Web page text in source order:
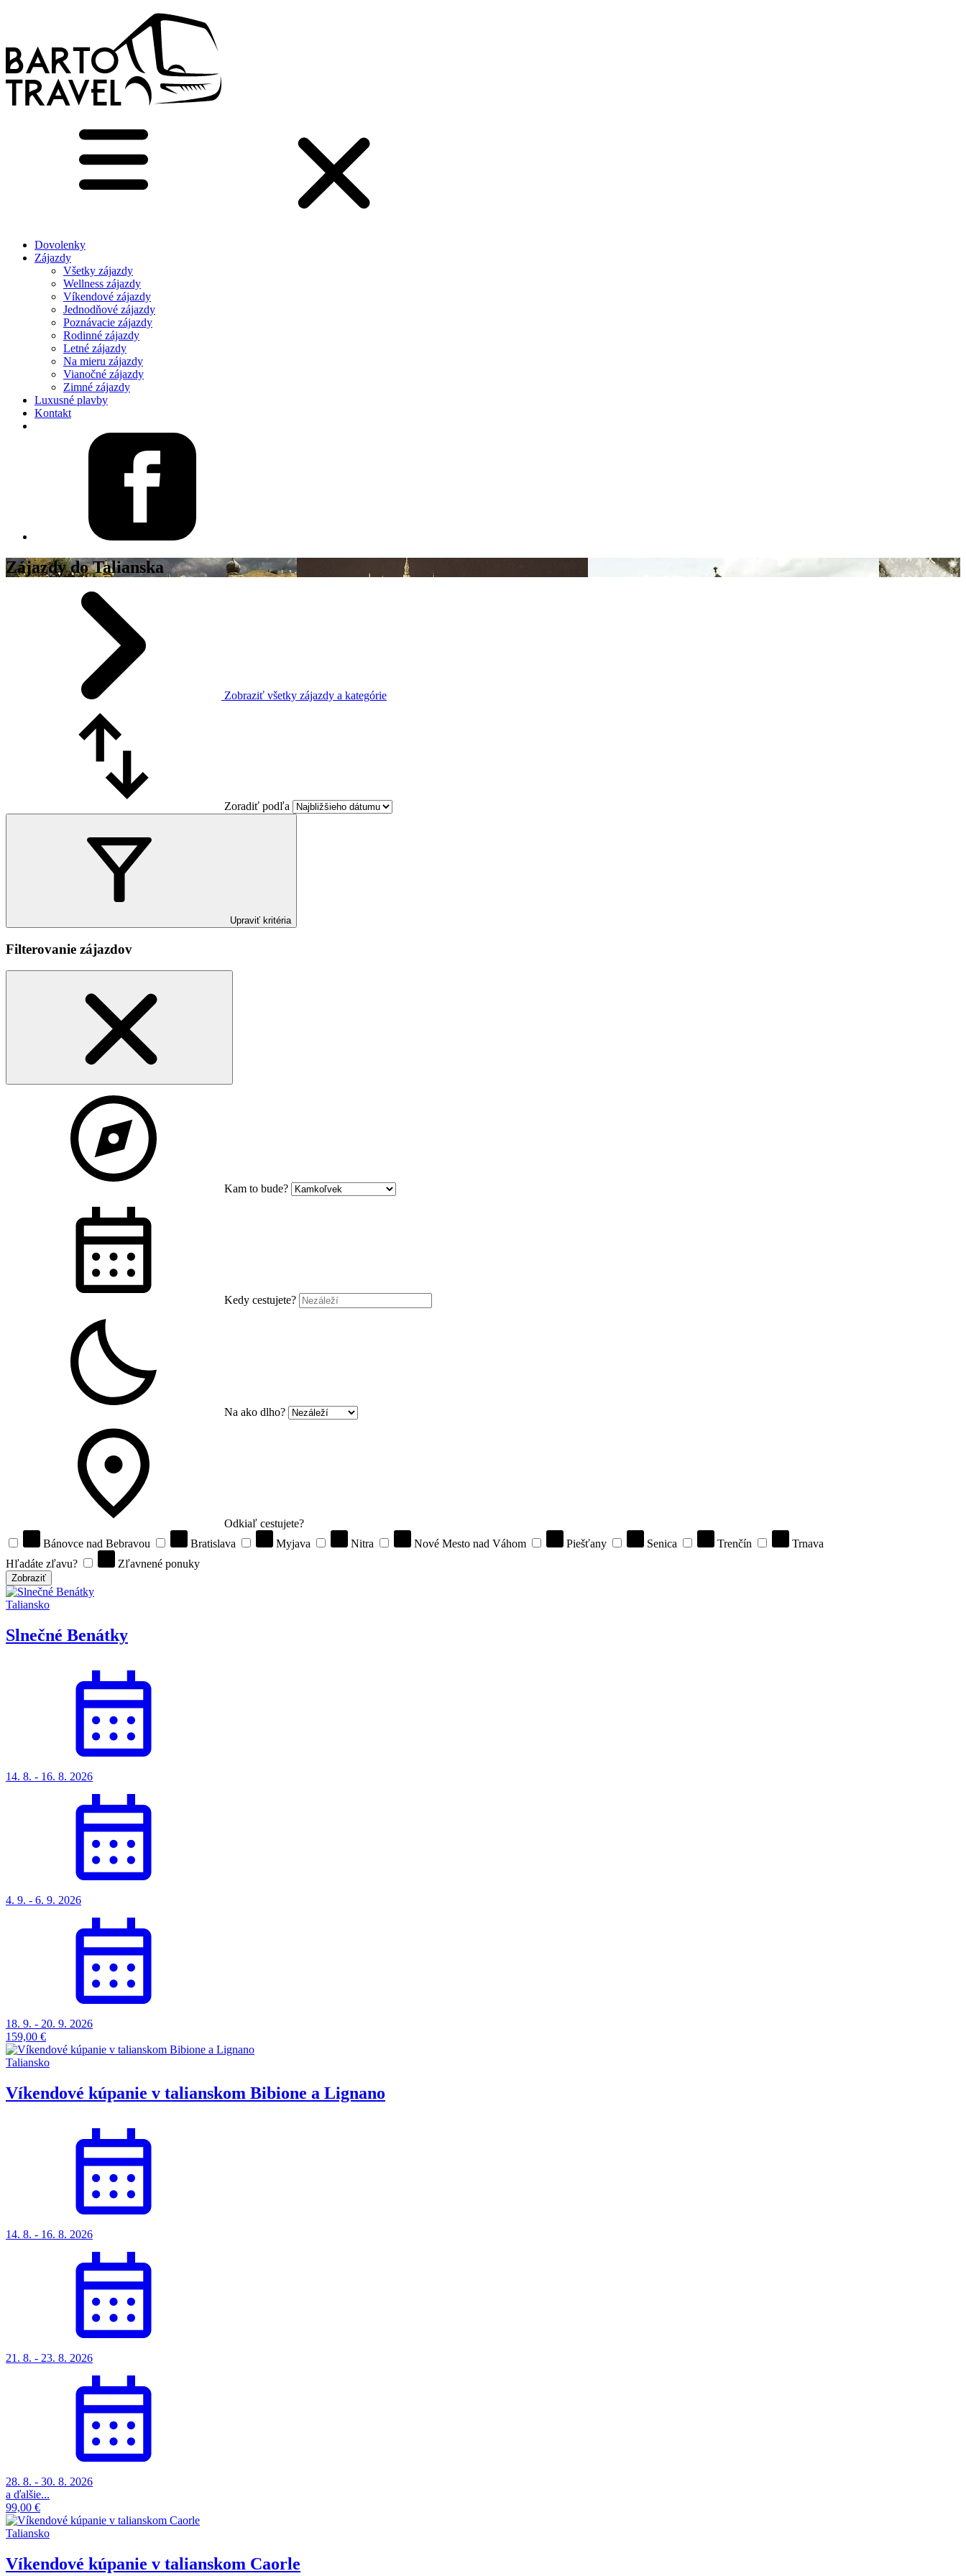
Dovolenky
Zájazdy
Všetky zájazdy
Wellness zájazdy
Víkendové zájazdy
Jednodňové zájazdy
Poznávacie zájazdy
Rodinné zájazdy
Letné zájazdy
Na mieru zájazdy
Vianočné zájazdy
Zimné zájazdy
Luxusné plavby
Kontakt
Zájazdy do Talianska
Zobraziť všetky zájazdy a kategórie
Zoradiť podľa
Upraviť kritéria
Filterovanie zájazdov
Kam to bude?
Kedy cestujete?
Na ako dlho?
Odkiaľ cestujete?
Bánovce nad Bebravou
Bratislava Myjava Nitra Nové Mesto nad Váhom Piešťany Senica Trenčín
Trnava
Hľadáte zľavu?
Zľavnené ponuky
Zobraziť
Taliansko
Slnečné Benátky
14. 8. - 16. 8. 2026
4. 9. - 6. 9. 2026
18. 9. - 20. 9. 2026
159,00 €
Taliansko
Víkendové kúpanie v talianskom Bibione a Lignano
14. 8. - 16. 8. 2026
21. 8. - 23. 8. 2026
28. 8. - 30. 8. 2026
a ďalšie...
99,00 €
Taliansko
Víkendové kúpanie v talianskom Caorle